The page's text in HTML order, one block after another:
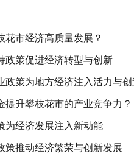
市经济高质量发展？
政策促进经济转型与创新
政策为地方经济注入活力与
升攀枝花市的产业竞争力？
为经济发展注入新动能
策推动经济繁荣与创新发展